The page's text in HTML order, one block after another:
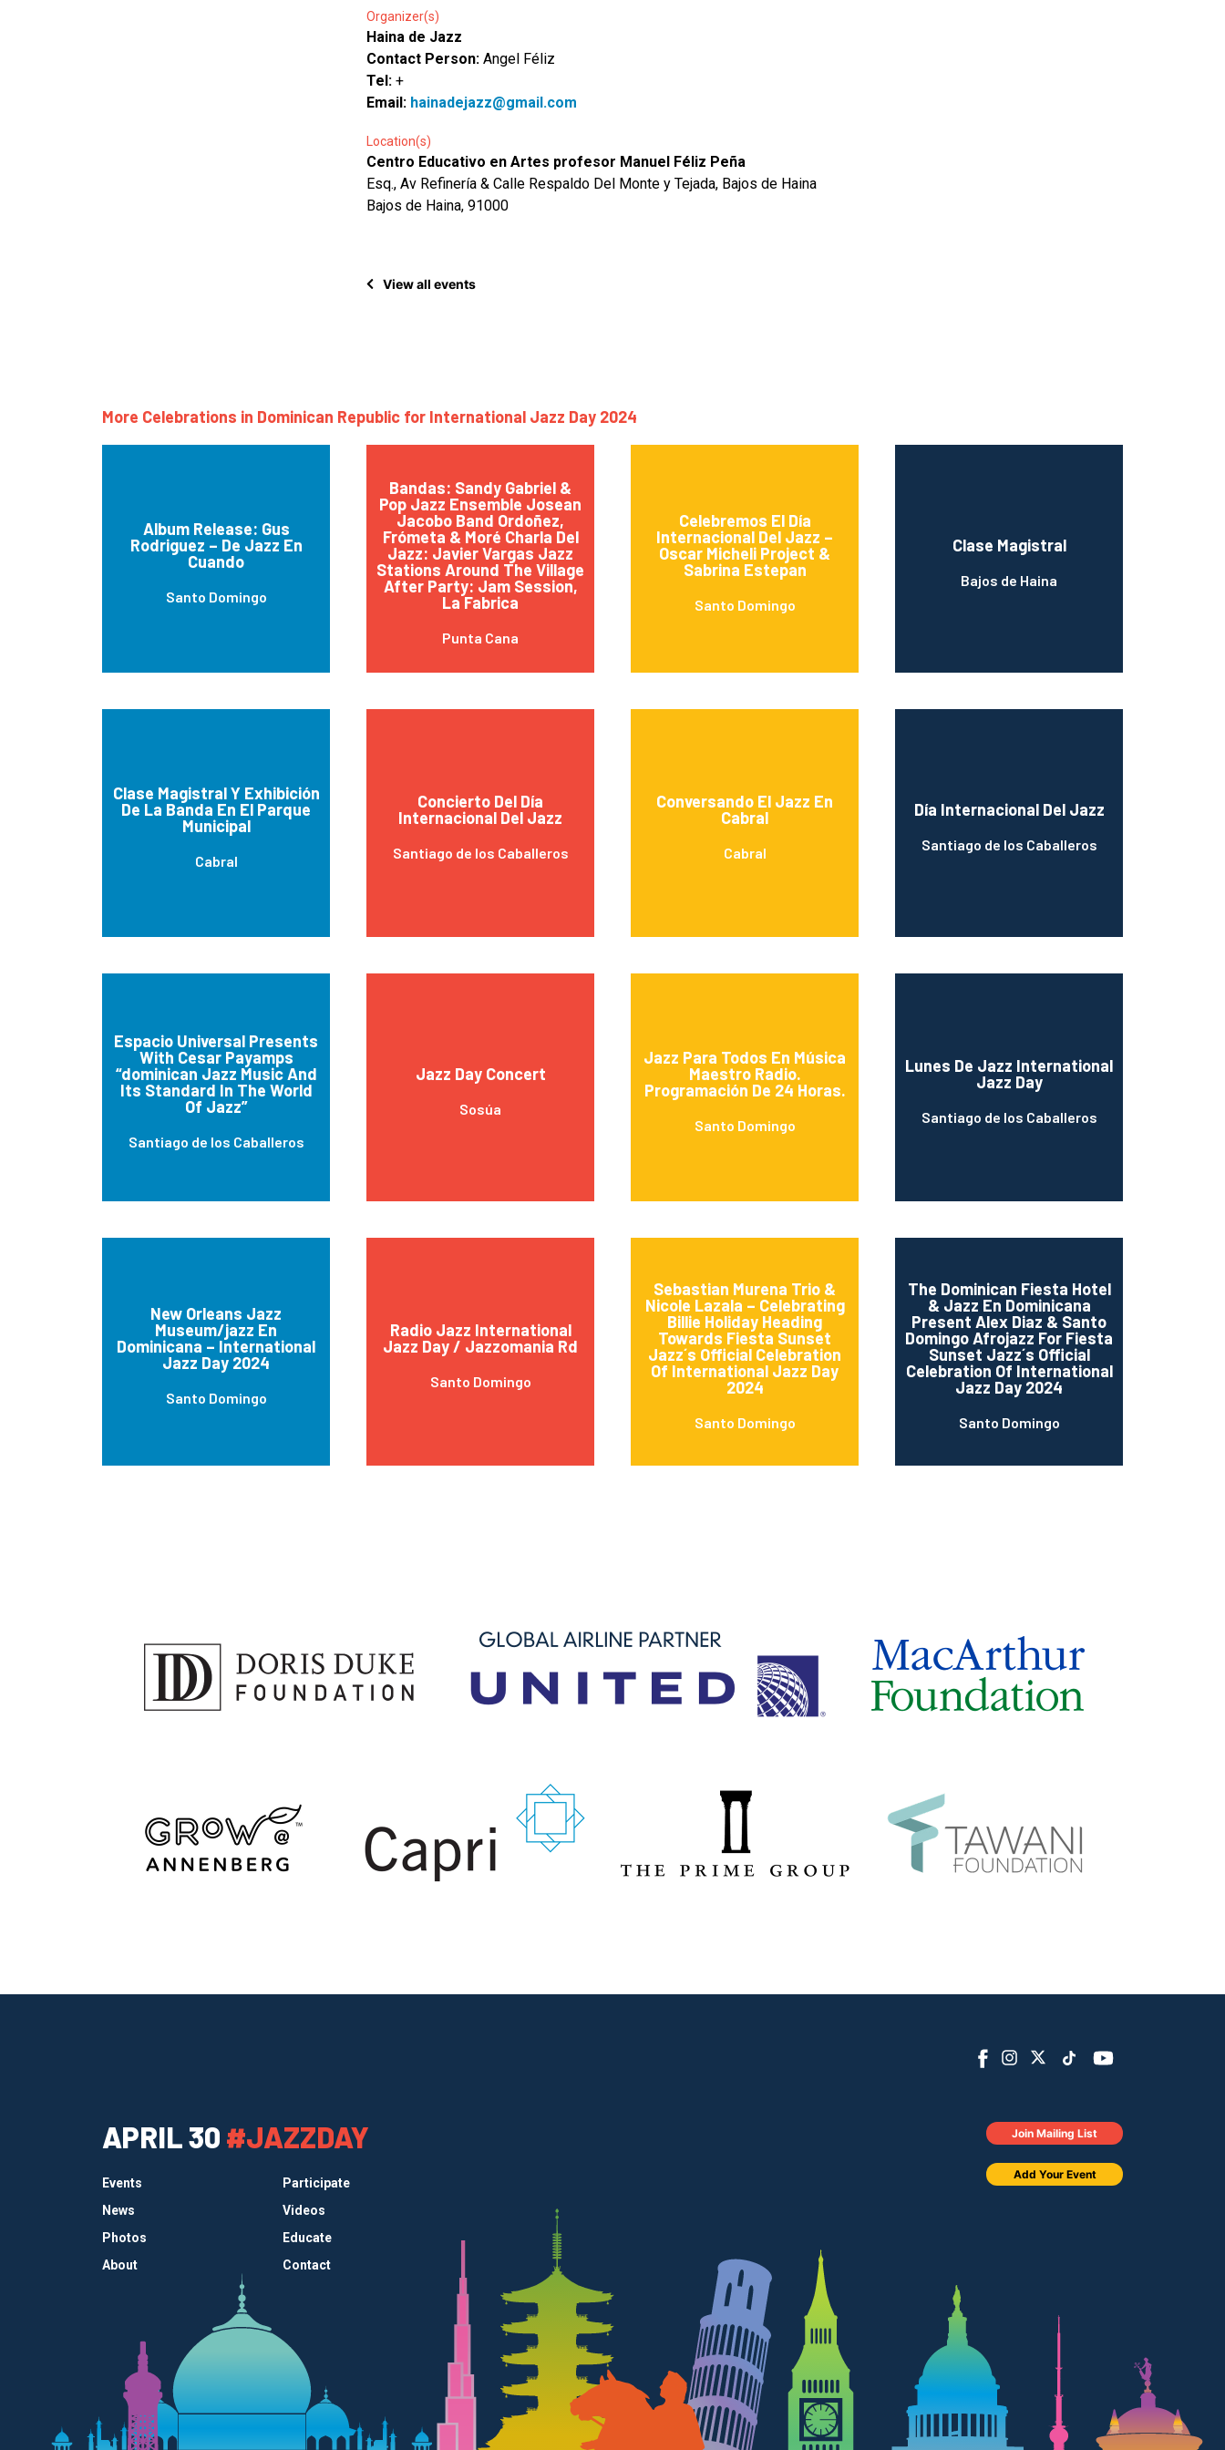
Organizer(s)
Haina de Jazz
Contact Person: Angel Féliz
Tel: +
Email: hainadejazz@gmail.com
Location(s)
Centro Educativo en Artes profesor Manuel Féliz Peña
Esq., Av Refinería & Calle Respaldo Del Monte y Tejada, Bajos de Haina
Bajos de Haina, 91000
View all events
More Celebrations in Dominican Republic for International Jazz Day 2024
Album Release: Gus
Rodriguez – De Jazz En
Cuando
Santo Domingo
Bandas: Sandy Gabriel &
Pop Jazz Ensemble Josean
Jacobo Band Ordoñez,
Frómeta & Moré Charla Del
Jazz: Javier Vargas Jazz
Stations Around The Village
After Party: Jam Session,
La Fabrica
Punta Cana
Celebremos El Día
Internacional Del Jazz –
Oscar Micheli Project &
Sabrina Estepan
Santo Domingo
Clase Magistral
Bajos de Haina
Clase Magistral Y Exhibición
De La Banda En El Parque
Municipal
Cabral
Concierto Del Día
Internacional Del Jazz
Santiago de los Caballeros
Conversando El Jazz En
Cabral
Cabral
Día Internacional Del Jazz
Santiago de los Caballeros
Espacio Universal Presents
With Cesar Payamps
“dominican Jazz Music And
Its Standard In The World
Of Jazz”
Santiago de los Caballeros
Jazz Day Concert
Sosúa
Jazz Para Todos En Música
Maestro Radio.
Programación De 24 Horas.
Santo Domingo
Lunes De Jazz International
Jazz Day
Santiago de los Caballeros
New Orleans Jazz
Museum/jazz En
Dominicana – International
Jazz Day 2024
Santo Domingo
Radio Jazz International
Jazz Day / Jazzomania Rd
Santo Domingo
Sebastian Murena Trio &
Nicole Lazala – Celebrating
Billie Holiday Heading
Towards Fiesta Sunset
Jazz´s Official Celebration
Of International Jazz Day
2024
Santo Domingo
The Dominican Fiesta Hotel
& Jazz En Dominicana
Present Alex Diaz & Santo
Domingo Afrojazz For Fiesta
Sunset Jazz´s Official
Celebration Of International
Jazz Day 2024
Santo Domingo
APRIL 30 #JAZZDAY
Events
Participate
News
Videos
Photos
Educate
About
Contact
Join Mailing List
Add Your Event